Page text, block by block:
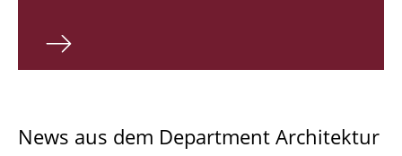
Master Architektur
Qualifikationsprofil
News aus dem Department Architektur